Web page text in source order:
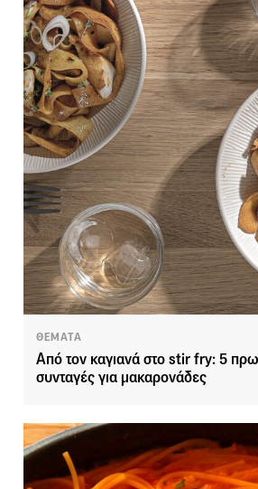
ΘΕΜΑΤΑ
Από τον καγιανά στο stir fry: 5
συνταγές για μακαρονάδες